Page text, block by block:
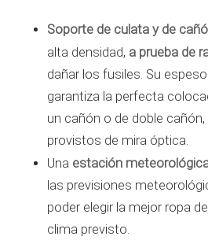
Soporte de culata y de
alta densidad, a prueba de
dañar los fusiles. Su
garantiza la perfecta
un cañón o de doble
provistos de mira óptica.
Una estación
las previsiones
poder elegir la mejor ropa
clima previsto.